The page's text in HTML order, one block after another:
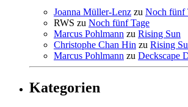
Joanna Müller-Lenz zu Noch fünf
RWS zu Noch fünf Tage
Marcus Pohlmann zu Rising Sun
Christophe Chan Hin zu Rising
Marcus Pohlmann zu Deckscape
Kategorien